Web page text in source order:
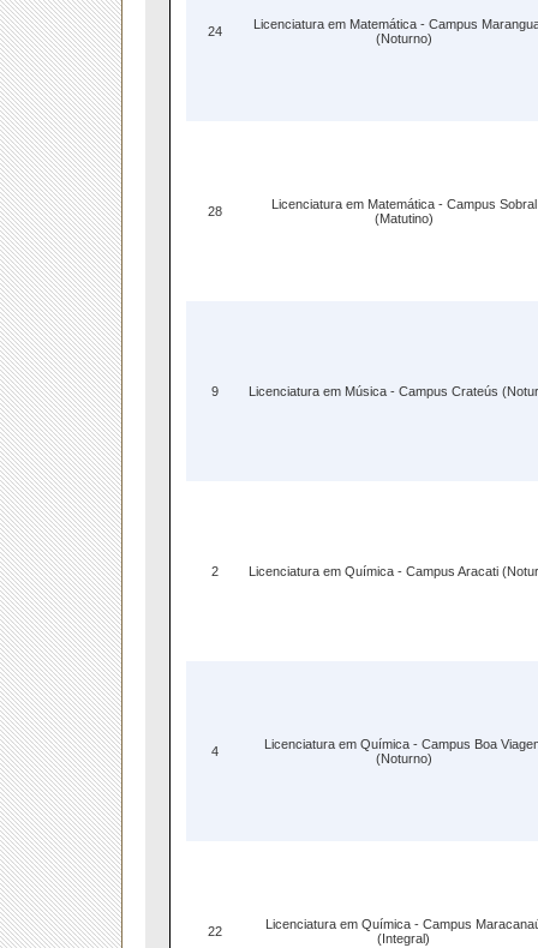
24
Licenciatura em Matemática - Campus
(Noturno)
28
Licenciatura em Matemática - Campus Sobral
(Matutino)
9 Licenciatura em Música - Campus Crateús
2 Licenciatura em Química - Campus Aracati
4
Licenciatura em Química - Campus Boa
(Noturno)
22
Licenciatura em Química - Campus
(Integral)